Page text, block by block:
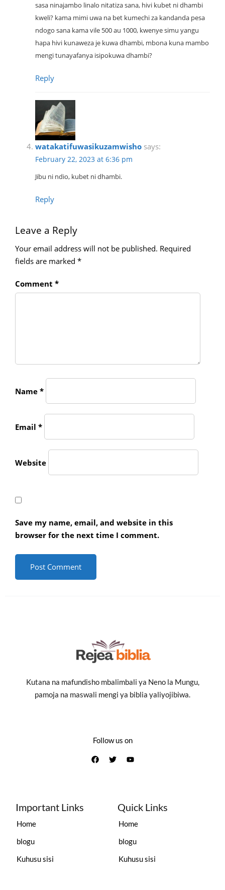
sasa ninajambo linalo nitatiza sana, hivi kubet ni dhambi
kweli? kama mimi uwa na bet kumechi za kandanda pesa
ndogo sana kama vile 500 au 1000, kwenye simu yangu
hapa hivi kunaweza je kuwa dhambi, mbona kuna mambo
mengi tunayafanya isipokuwa dhambi?
Reply
watakatifuwasikuzamwisho says:
February 22, 2023 at 6:36 pm
Jibu ni ndio, kubet ni dhambi.
Reply
Leave a Reply
Your email address will not be published. Required
fields are marked *
Comment *
Name *
Email *
Website
Save my name, email, and website in this
browser for the next time I comment.
Kutana na mafundisho mbalimbali ya Neno la Mungu,
pamoja na maswali mengi ya biblia yaliyojibiwa.
Follow us on
Important Links
Home
blogu
Kuhusu sisi
Quick Links
Home
blogu
Kuhusu sisi